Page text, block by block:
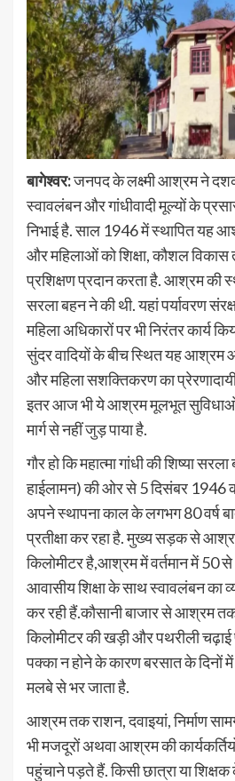
बागेश्वर:जनपद के लक्ष्मी आश्रम ने
स्वावलंबन और गांधीवादी मूल्यों के
निभाई है. साल 1946 में स्थापित यह
और महिलाओं को शिक्षा, कौशल विकास
प्रशिक्षण प्रदान करता है. आश्रम की
सरला बहन ने की थी. यहां पर्यावरण
महिला अधिकारों पर भी निरंतर कार्य
सुंदर वादियों के बीच स्थित यह आश्रम
और महिला सशक्तिकरण का
इतर आज भी ये आश्रम मूलभूत
मार्ग से नहीं जुड़ पाया है.
गौर हो कि महात्मा गांधी की शिष्या
हाईलामन) की ओर से 5 दिसंबर 1946
अपने स्थापना काल के लगभग 80 वर्ष
प्रतीक्षा कर रहा है. मुख्य सड़क से
किलोमीटर है,आश्रम में वर्तमान में 50
आवासीय शिक्षा के साथ स्वावलंबन का
कर रही हैं.कौसानी बाजार से आश्रम
किलोमीटर की खड़ी और पथरीली चढ़ाई
पक्का न होने के कारण बरसात के दिनों
मलबे से भर जाता है.
आश्रम तक राशन, दवाइयां, निर्माण
भी मजदूरों अथवा आश्रम की
पहुंचाने पड़ते हैं. किसी छात्रा या शिक्षक